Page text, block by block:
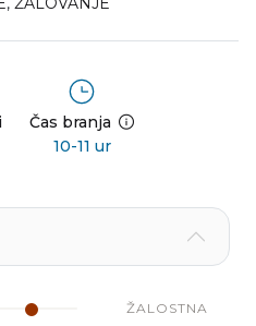
Čas branja
10-11 ur
ŽALOSTNA